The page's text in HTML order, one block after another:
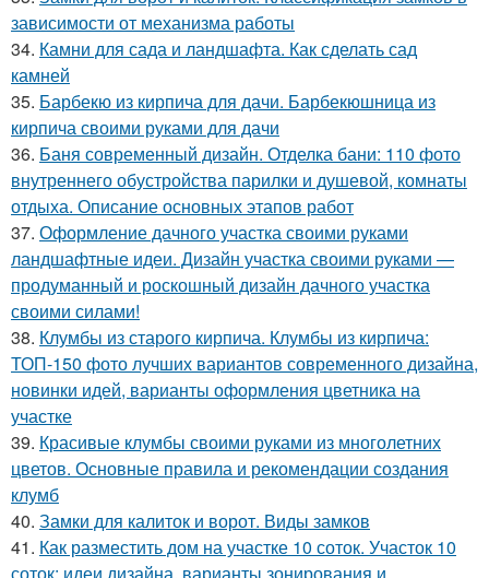
зависимости от механизма работы
34. Камни для сада и ландшафта. Как сделать сад
камней
35. Барбекю из кирпича для дачи. Барбекюшница из
кирпича своими руками для дачи
36. Баня современный дизайн. Отделка бани: 110 фото
внутреннего обустройства парилки и душевой, комнаты
отдыха. Описание основных этапов работ
37. Оформление дачного участка своими руками
ландшафтные идеи. Дизайн участка своими руками —
продуманный и роскошный дизайн дачного участка
своими силами!
38. Клумбы из старого кирпича. Клумбы из кирпича:
ТОП-150 фото лучших вариантов современного дизайна,
новинки идей, варианты оформления цветника на
участке
39. Красивые клумбы своими руками из многолетних
цветов. Основные правила и рекомендации создания
клумб
40. Замки для калиток и ворот. Виды замков
41. Как разместить дом на участке 10 соток. Участок 10